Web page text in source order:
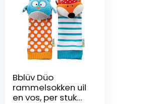
Bblüv Düo
rammelsokken uil
en vos, per stuk